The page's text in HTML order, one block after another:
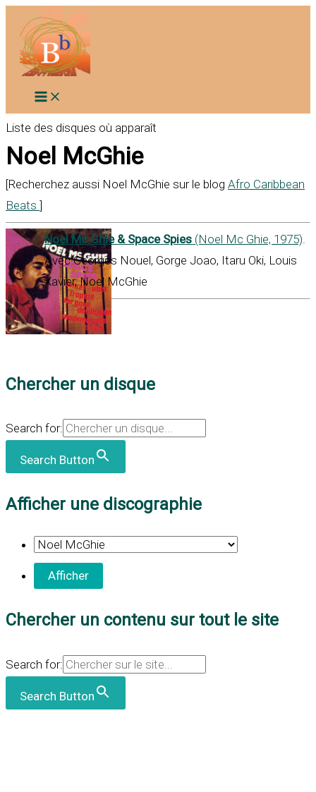
contenu
Liste des disques où apparaît
Noel McGhie
[Recherchez aussi Noel McGhie sur le blog Afro Caribbean
Beats ]
Noel Mc Ghie & Space Spies (Noel Mc Ghie, 1975).
Avec Georges Nouel, Gorge Joao, Itaru Oki, Louis
Xavier, Noel McGhie
Chercher un disque
Search for:
Search Button
Afficher une discographie
Chercher un contenu sur tout le site
Search for:
Search Button